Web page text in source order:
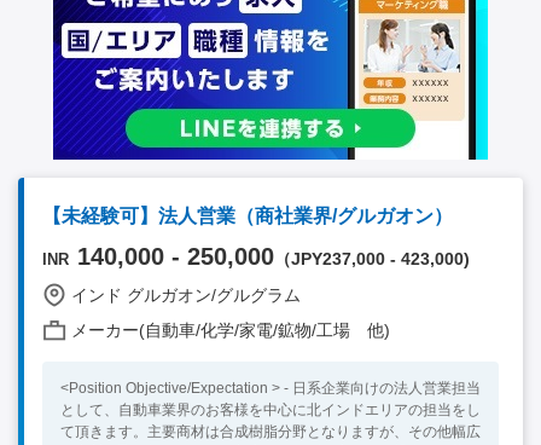
【未経験可】法人営業（商社業界/グルガオン）
INR 140,000 - 250,000 （JPY237,000 - 423,000)
インド グルガオン/グルグラム
メーカー(自動車/化学/家電/鉱物/工場 他)
<Position Objective/Expectation > - 日系企業向けの法人営業担当
として、自動車業界のお客様を中心に北インドエリアの担当をし
て頂きます。主要商材は合成樹脂分野となりますが、その他幅広